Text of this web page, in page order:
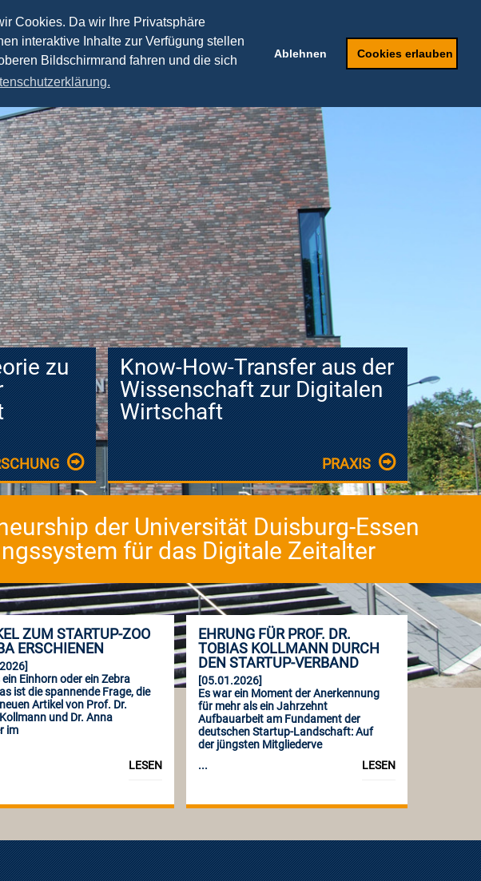
Cookies. Da wir Ihre Privatsphäre
interaktive Inhalte zur Verfügung stellen
Bildschirmrand fahren und die sich
Ablehnen Cookies erlauben
Team Speaker Weiterbildung
zu
PRAXIS
Know-How-Transfer aus der
Wissenschaft zur Digitalen
Wirtschaft
der Universität Duisburg-Essen
für das Digitale Zeitalter
ZUM STARTUP-ZOO
ERSCHIENEN
ein Einhorn oder ein Zebra
ist die spannende Frage, die
Artikel von Prof. Dr.
und Dr. Anna
im
LESEN
EHRUNG FÜR PROF. DR.
TOBIAS KOLLMANN DURCH
DEN STARTUP-VERBAND
[05.01.2026]
Es war ein Moment der Anerkennung
für mehr als ein Jahrzehnt
Aufbauarbeit am Fundament der
deutschen Startup-Landschaft: Auf
der jüngsten Mitgliederve
LESEN
...